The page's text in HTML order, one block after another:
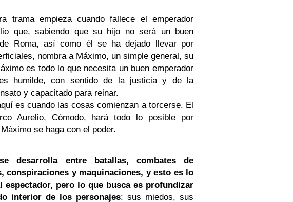
trama empieza cuando fallece el emperador
que, sabiendo que su hijo no será un buen
Roma, así como él se ha dejado llevar por
nombra a Máximo, un simple general, su
es todo lo que necesita un buen emperador
humilde, con sentido de la justicia y de la
y capacitado para reinar.
es cuando las cosas comienzan a torcerse. El
Aurelio, Cómodo, hará todo lo posible por
se haga con el poder.
se desarrolla entre batallas, combates de
conspiraciones y maquinaciones, y esto es lo
espectador, pero lo que busca es profundizar
interior de los personajes: sus miedos, sus